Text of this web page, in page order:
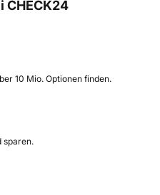
CHECK24
10 Mio. Optionen finden.
sparen.